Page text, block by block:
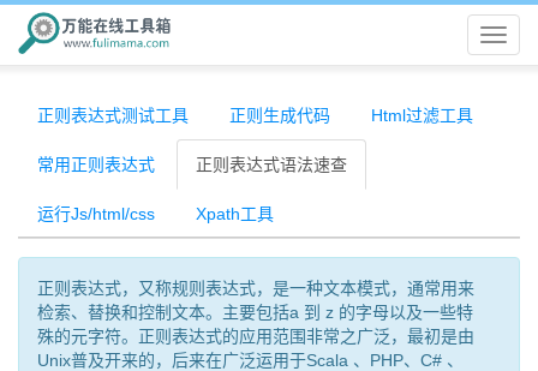
万
线
正则表达式测试工具 正则生成代码 Html过滤工具
常用正则表达式 正则表达式语法速查
运行Js/html/css Xpath工具
正则表达式，又称规则表达式，是一种文本模式，通常用来
检索、替换和控制文本。主要包括a 到 z 的字母以及一些特
殊的元字符。正则表达式的应用范围非常之广泛，最初是由
Unix普及开来的，后来在广泛运用于Scala 、PHP、C# 、